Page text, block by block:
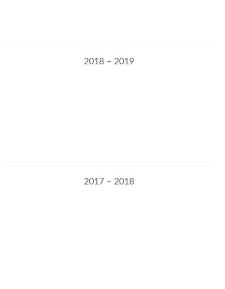
2018 – 2019
2017 – 2018